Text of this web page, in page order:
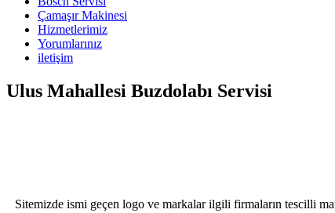
Çamaşır Makinesi
Hizmetlerimiz
Yorumlarınız
iletişim
Ulus Mahallesi Buzdolabı Servisi
Sitemizde ismi geçen logo ve markalar ilgili firmaların tescilli